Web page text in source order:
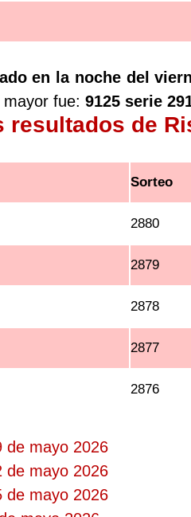
en la noche del
fue: 9125 serie
resultados de
Sorteo
2880
2879
2878
2877
2876
de mayo 2026
de mayo 2026
de mayo 2026